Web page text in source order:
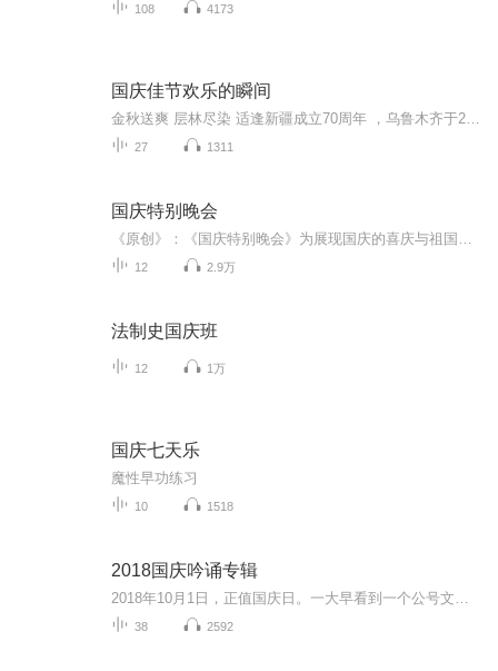
108 4173
国庆佳节欢乐的瞬间
27 1311
国庆特别晚会
12 2.9万
法制史国庆班
12 1万
国庆七天乐
魔性早功练习
10 1518
2018国庆吟诵专辑
38 2592